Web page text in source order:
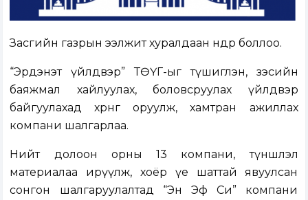
Засгийн газрын ээлжит хуралдаан өнөөдөр боллоо.
“Эрдэнэт үйлдвэр” ТӨҮГ-ыг түшиглэн, зэсийн
баяжмал хайлуулах, боловсруулах үйлдвэр
байгуулахад хөрөнгө оруулж, хамтран ажиллах
компани шалгарлаа.
Нийт долоон орны 13 компани, түншлэл
материалаа ирүүлж, хоёр үе шаттай явуулсан
сонгон шалгаруулалтад “Эн Эф Си” компани